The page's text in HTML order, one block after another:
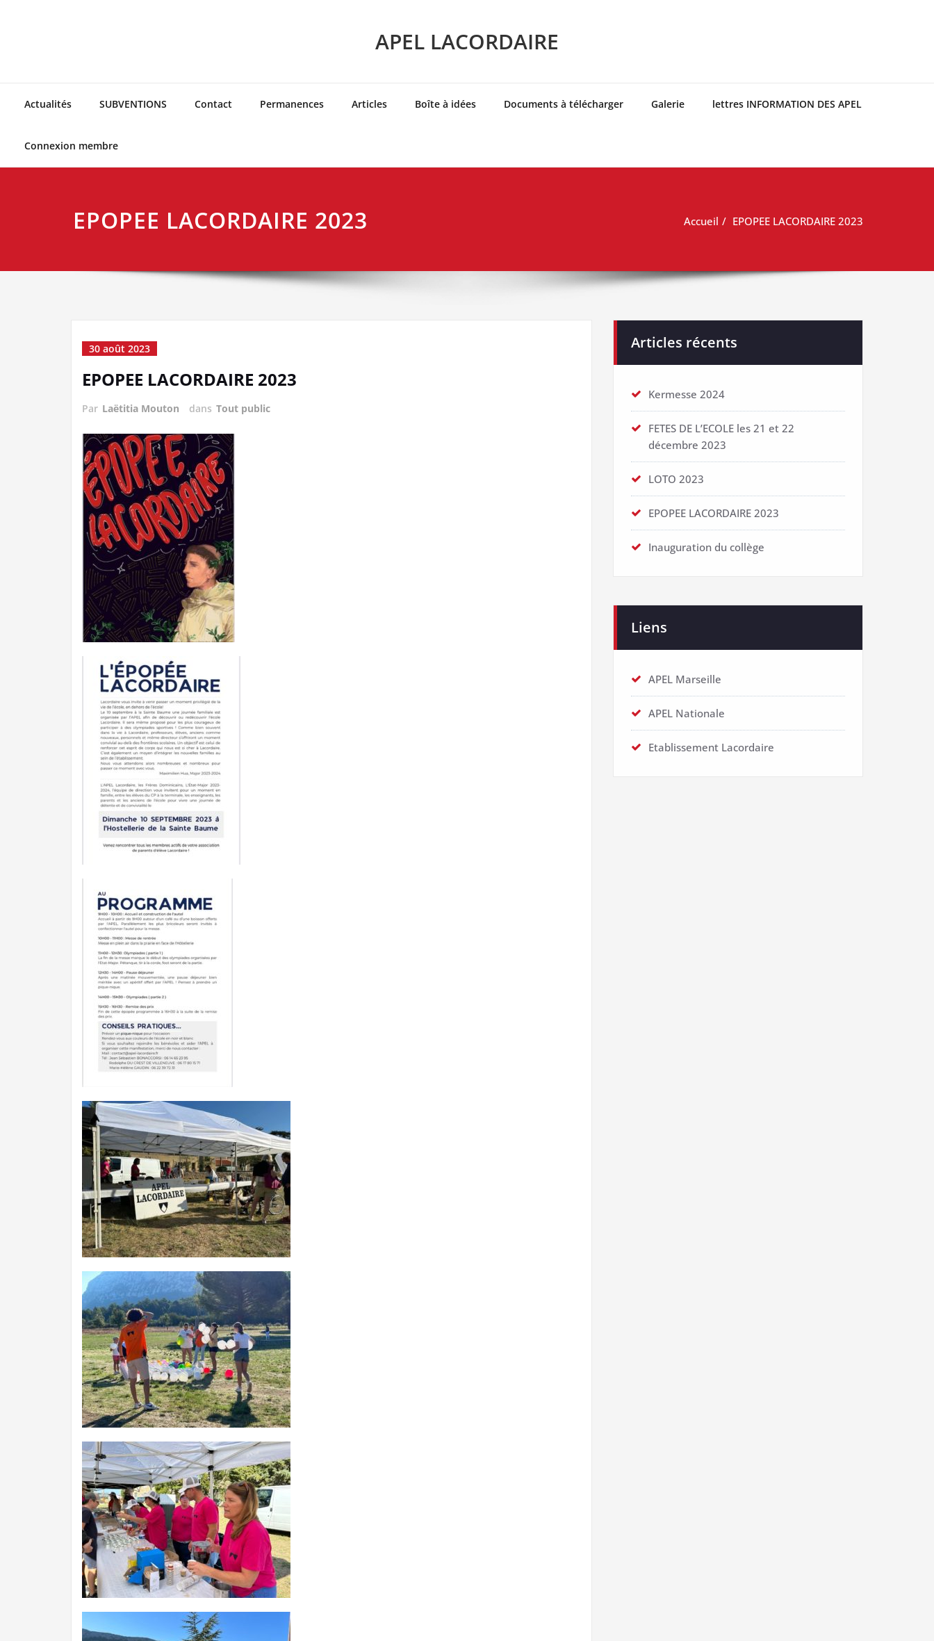
APEL LACORDAIRE
Actualités SUBVENTIONS Contact Permanences Articles Boîte à idées Documents à télécharger Galerie lettres INFORMATION DES APEL
Connexion membre
EPOPEE LACORDAIRE 2023 Accueil EPOPEE LACORDAIRE 2023
30 août 2023
EPOPEE LACORDAIRE 2023
Par Laëtitia Mouton dans Tout public
Articles récents
Kermesse 2024
FETES DE L’ECOLE les 21 et 22
décembre 2023
LOTO 2023
EPOPEE LACORDAIRE 2023
Inauguration du collège
Liens
APEL Marseille
APEL Nationale
Etablissement Lacordaire